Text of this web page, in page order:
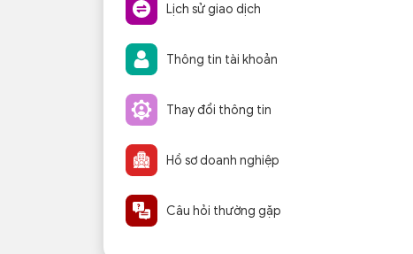
Lịch sử giao dịch
Thông tin tài khoản
Thay đổi thông tin
Hồ sơ doanh nghiệp
Câu hỏi thường gặp